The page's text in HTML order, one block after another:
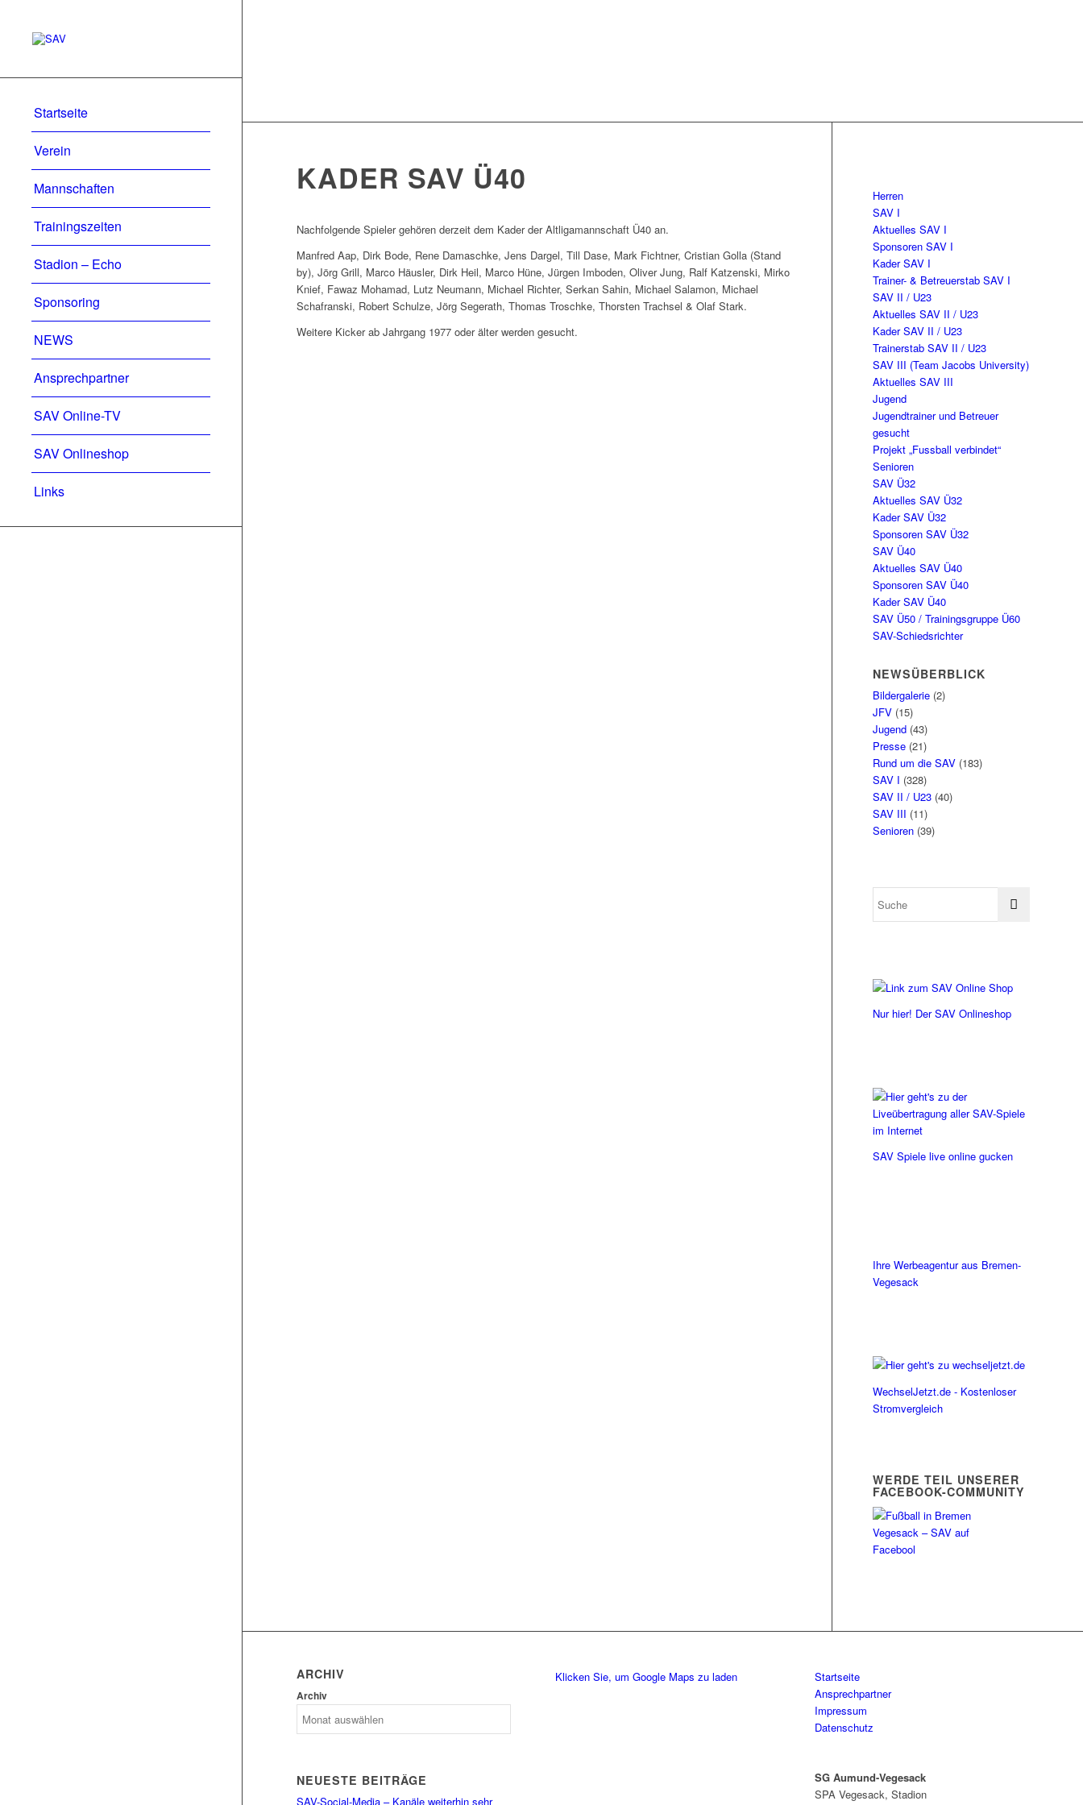
Startseite
Verein
Mannschaften
Trainingszeiten
Stadion – Echo
Sponsoring
NEWS
Ansprechpartner
SAV Online-TV
SAV Onlineshop
Links
KADER SAV Ü40
Nachfolgende Spieler gehören derzeit dem Kader der Altligamannschaft Ü40 an.
Manfred Aap, Dirk Bode, Rene Damaschke, Jens Dargel, Till Dase, Mark Fichtner, Cristian Golla (Stand
by), Jörg Grill, Marco Häusler, Dirk Heil, Marco Hüne, Jürgen Imboden, Oliver Jung, Ralf Katzenski, Mirko
Knief, Fawaz Mohamad, Lutz Neumann, Michael Richter, Serkan Sahin, Michael Salamon, Michael
Schafranski, Robert Schulze, Jörg Segerath, Thomas Troschke, Thorsten Trachsel & Olaf Stark.
Weitere Kicker ab Jahrgang 1977 oder älter werden gesucht.
Herren
SAV I
Aktuelles SAV I
Sponsoren SAV I
Kader SAV I
Trainer- & Betreuerstab SAV I
SAV II / U23
Aktuelles SAV II / U23
Kader SAV II / U23
Trainerstab SAV II / U23
SAV III (Team Jacobs University)
Aktuelles SAV III
Jugend
Jugendtrainer und Betreuer
gesucht
Projekt „Fussball verbindet“
Senioren
SAV Ü32
Aktuelles SAV Ü32
Kader SAV Ü32
Sponsoren SAV Ü32
SAV Ü40
Aktuelles SAV Ü40
Sponsoren SAV Ü40
Kader SAV Ü40
SAV Ü50 / Trainingsgruppe Ü60
SAV-Schiedsrichter
NEWSÜBERBLICK
Bildergalerie(2)
JFV(15)
Jugend(43)
Presse(21)
Rund um die SAV(183)
SAV I (328)
SAV II / U23(40)
SAV III (11)
Senioren(39)
Nur hier! Der SAV Onlineshop
SAV Spiele live online gucken
Ihre Werbeagentur aus Bremen-
Vegesack
WechselJetzt.de - Kostenloser
Stromvergleich
WERDE TEIL UNSERER
FACEBOOK-COMMUNITY
ARCHIV
Archiv
NEUESTE BEITRÄGE
SAV-Social-Media – Kanäle weiterhin sehr
Klicken Sie, um Google Maps zu laden
Startseite
Ansprechpartner
Impressum
Datenschutz
SG Aumund-Vegesack
SPA Vegesack, Stadion